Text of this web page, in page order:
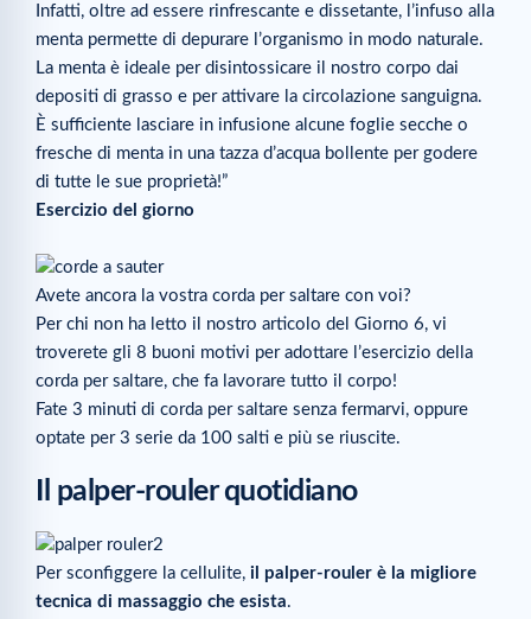
Infatti, oltre ad essere rinfrescante e dissetante, l’infuso alla
menta permette di depurare l’organismo in modo naturale.
La menta è ideale per disintossicare il nostro corpo dai
depositi di grasso e per attivare la circolazione sanguigna.
È sufficiente lasciare in infusione alcune foglie secche o
fresche di menta in una tazza d’acqua bollente per godere
di tutte le sue proprietà!”
Esercizio del giorno
Avete ancora la vostra corda per saltare con voi?
Per chi non ha letto il nostro articolo del Giorno 6, vi
troverete gli 8 buoni motivi per adottare l’esercizio della
corda per saltare, che fa lavorare tutto il corpo!
Fate 3 minuti di corda per saltare senza fermarvi, oppure
optate per 3 serie da 100 salti e più se riuscite.
Il palper-rouler quotidiano
Per sconfiggere la cellulite, il palper-rouler è la migliore
tecnica di massaggio che esista.